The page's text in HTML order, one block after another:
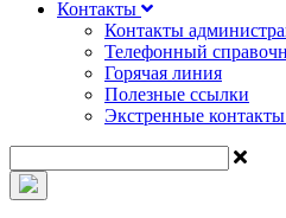
Контакты
Контакты
Телефонный
Горячая линия
Полезные ссылки
Экстренные